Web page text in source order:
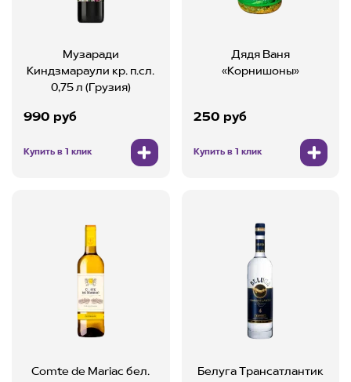
Музаради
Киндзмараули кр. п.сл.
0,75 л (Грузия)
990 руб
Купить в 1 клик
Дядя Ваня
«Корнишоны»
250 руб
Купить в 1 клик
Comte de Mariac бел.
Белуга Трансатлантик